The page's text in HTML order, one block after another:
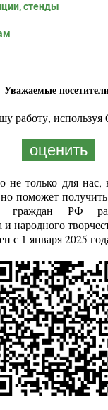
стенды
Уважаемые
работу, используя
оценить
только для нас,
поможет
граждан РФ
и народного
с 1 января 2025